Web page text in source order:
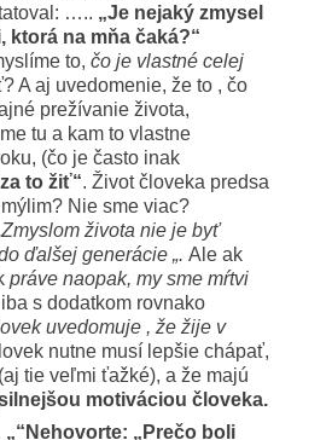
….. „Je nejaký zmysel
na mňa čaká?“
to, čo je vlastné celej
A aj uvedomenie, že to , čo
prežívanie života,
tu a kam to vlastne
(čo je často inak
to žiť“. Život človeka predsa
Nie sme viac?
života nie je byť
ďalšej generácie „. Ale ak
práve naopak, my sme mŕtvi
s dodatkom rovnako
uvedomuje , že žije v
nutne musí lepšie chápať,
tie veľmi ťažké), a že majú
motiváciou človeka.
„“Nehovorte: „Prečo boli